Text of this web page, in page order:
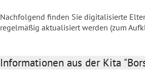
Nachfolgend finden Sie digitalisierte
regelmäßig aktualisiert werden (zum
Informationen aus der Kita